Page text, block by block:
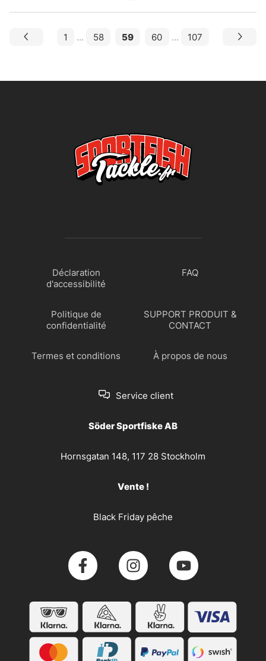
1 ... 58 59 60 ... 107
Déclaration
d'accessibilité
FAQ
Politique de
confidentialité
SUPPORT PRODUIT &
CONTACT
Termes et conditions À propos de nous
Service client
Söder Sportfiske AB
Hornsgatan 148, 117 28 Stockholm
Vente !
Black Friday pêche